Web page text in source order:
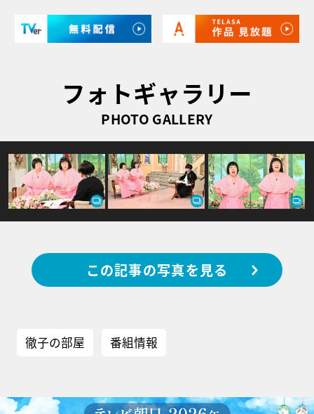
フォトギャラリー
PHOTO GALLERY
この記事の写真を見る
徹子の部屋 番組情報